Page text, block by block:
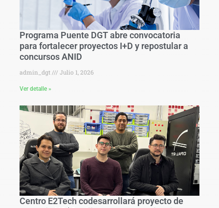
Programa Puente DGT abre convocatoria
para fortalecer proyectos I+D y repostular a
concursos ANID
admin_dgt Julio 1, 2026
Ver detalle »
Centro E2Tech codesarrollará proyecto de